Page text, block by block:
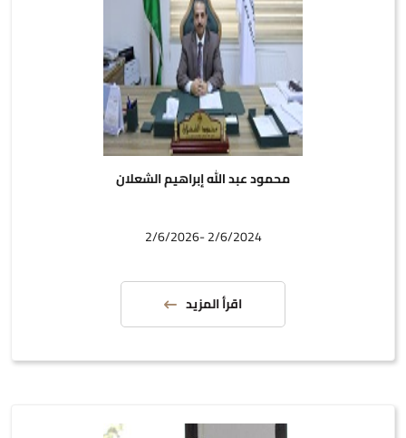
محمود عبد الله إبراهيم الشعلان
2/6/2024 -2/6/2026
اقرأ المزيد